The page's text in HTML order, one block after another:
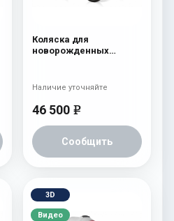
Коляска для
новорожденных
46 500 e
Сообщить
Наличие уточняйте
3D
Видео